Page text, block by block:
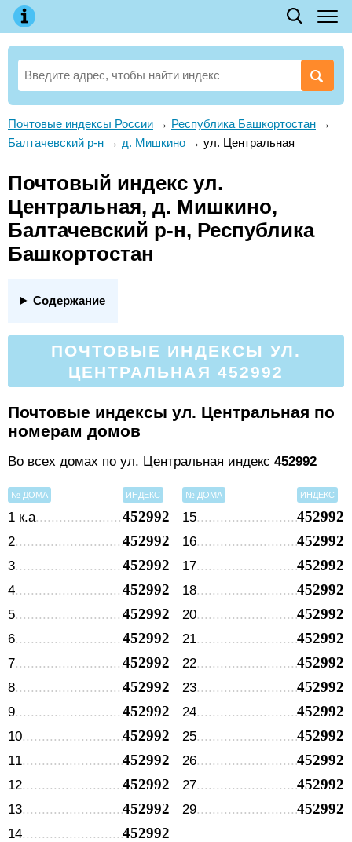
Почтовые индексы России → Республика Башкортостан →
Балтачевский р-н → д. Мишкино → ул. Центральная
Почтовый индекс ул.
Центральная, д. Мишкино,
Балтачевский р-н, Республика
Башкортостан
Содержание
ПОЧТОВЫЕ ИНДЕКСЫ УЛ.
ЦЕНТРАЛЬНАЯ 452992
Почтовые индексы ул. Центральная по
номерам домов
Во всех домах по ул. Центральная индекс 452992
№ ДОМА ИНДЕКС
1 к.а 452992
2 452992
3 452992
4 452992
5 452992
6 452992
7 452992
8 452992
9 452992
10 452992
11 452992
12 452992
13 452992
14 452992
№ ДОМА ИНДЕКС
15 452992
16 452992
17 452992
18 452992
20 452992
21 452992
22 452992
23 452992
24 452992
25 452992
26 452992
27 452992
29 452992